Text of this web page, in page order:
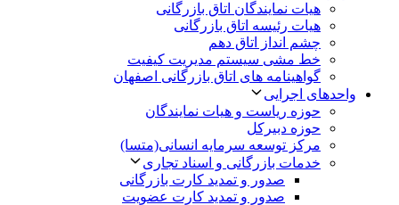
هیات نمایندگان اتاق بازرگانی
هیات رئیسه اتاق بازرگانی
چشم انداز اتاق دهم
خط مشی سیستم مدیریت کیفیت
گواهینامه های اتاق بازرگانی اصفهان
واحدهای اجرایی
حوزه ریاست و هیات نمایندگان
حوزه دبیرکل
مرکز توسعه سرمایه انسانی(متسا)
خدمات بازرگانی و اسناد تجاری
صدور و تمدید کارت بازرگانی
صدور و تمدید کارت عضویت